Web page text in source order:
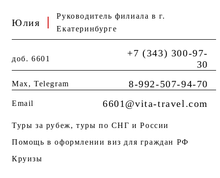
Юлия
Руководитель филиала в г.
Екатеринбурге
доб. 6601
+7 (343) 300-97-
30
Max, Telegram 8-992-507-94-70
Email 6601@vita-travel.com
Туры за рубеж, туры по СНГ и России
Помощь в оформлении виз для граждан РФ
Круизы